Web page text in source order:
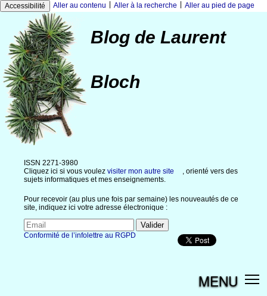
Accessibilité Aller au contenu Aller à la recherche Aller au pied de page
Blog de Laurent
Bloch
ISSN 2271-3980
Cliquez ici si vous voulez visiter mon autre site
, orienté vers des
sujets informatiques et mes enseignements.
Pour recevoir (au plus une fois par semaine) les nouveautés de ce
site, indiquez ici votre adresse électronique :
Conformité de l’infolettre au RGPD
MENU